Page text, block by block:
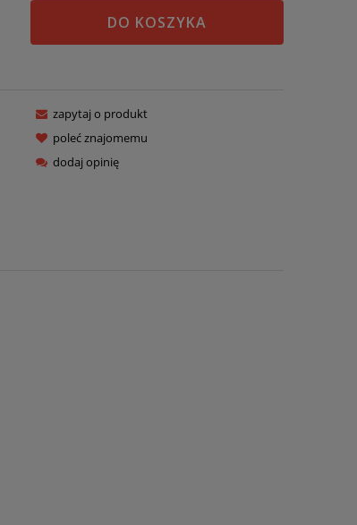
DO KOSZYKA
zapytaj o produkt
poleć znajomemu
dodaj opinię